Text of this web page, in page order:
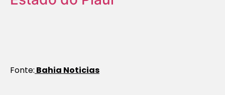
Fonte: Bahia Noticias